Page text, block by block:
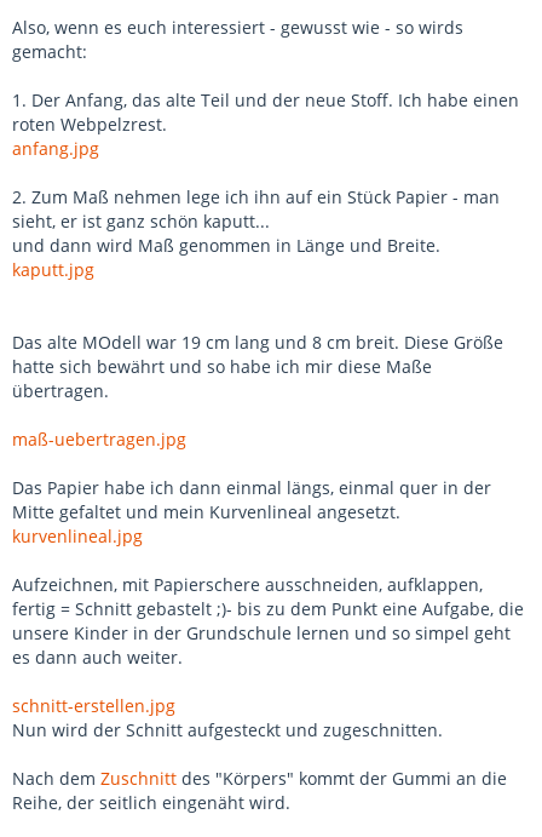
Also, wenn es euch interessiert - gewusst wie - so wirds
gemacht:
1. Der Anfang, das alte Teil und der neue Stoff. Ich habe einen
roten Webpelzrest.
anfang.jpg
2. Zum Maß nehmen lege ich ihn auf ein Stück Papier - man
sieht, er ist ganz schön kaputt...
und dann wird Maß genommen in Länge und Breite.
kaputt.jpg
Das alte MOdell war 19 cm lang und 8 cm breit. Diese Größe
hatte sich bewährt und so habe ich mir diese Maße
übertragen.
maß-uebertragen.jpg
Das Papier habe ich dann einmal längs, einmal quer in der
Mitte gefaltet und mein Kurvenlineal angesetzt.
kurvenlineal.jpg
Aufzeichnen, mit Papierschere ausschneiden, aufklappen,
fertig = Schnitt gebastelt ;)- bis zu dem Punkt eine Aufgabe, die
unsere Kinder in der Grundschule lernen und so simpel geht
es dann auch weiter.
schnitt-erstellen.jpg
Nun wird der Schnitt aufgesteckt und zugeschnitten.
Nach dem Zuschnitt des "Körpers" kommt der Gummi an die
Reihe, der seitlich eingenäht wird.